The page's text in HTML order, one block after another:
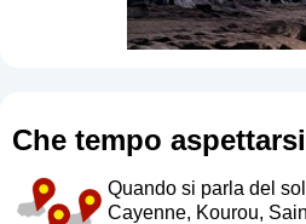
Che tempo
Quando si parla del
Cayenne, Kourou,